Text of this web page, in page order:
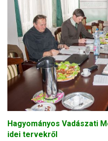
Hagyományos Vadászati
idei tervekről